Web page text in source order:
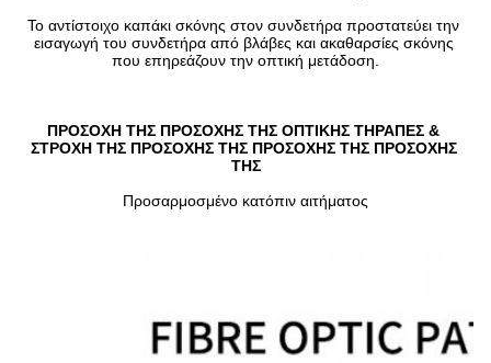
Το αντίστοιχο καπάκι σκόνης στον συνδετήρα προστατεύει την
εισαγωγή του συνδετήρα από βλάβες και ακαθαρσίες σκόνης
που επηρεάζουν την οπτική μετάδοση.
ΠΡΟΣΟΧΗ ΤΗΣ ΠΡΟΣΟΧΗΣ ΤΗΣ ΟΠΤΙΚΗΣ ΤΗΡΑΠΕΣ &
ΣΤΡΟΧΗ ΤΗΣ ΠΡΟΣΟΧΗΣ ΤΗΣ ΠΡΟΣΟΧΗΣ ΤΗΣ ΠΡΟΣΟΧΗΣ
ΤΗΣ
Προσαρμοσμένο κατόπιν αιτήματος